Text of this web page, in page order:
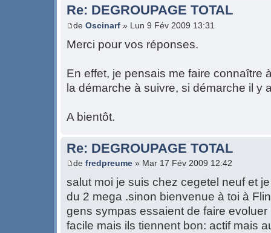
Re: DEGROUPAGE TOTAL
de Oscinarf » Lun 9 Fév 2009 13:31
Merci pour vos réponses.
En effet, je pensais me faire connaître
la démarche à suivre, si démarche il y
A bientôt.
Re: DEGROUPAGE TOTAL
de fredpreume » Mar 17 Fév 2009 12:42
salut moi je suis chez cegetel neuf et
du 2 mega .sinon bienvenue à toi à
gens sympas essaient de faire
facile mais ils tiennent bon: actif mais